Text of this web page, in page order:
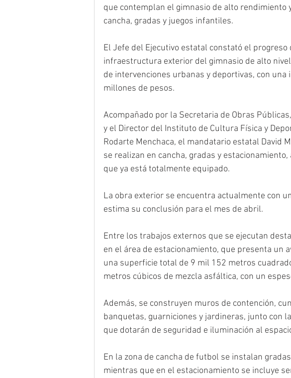
que contemplan el gimnasio de alto rendimiento
cancha, gradas y juegos infantiles.
El Jefe del Ejecutivo estatal constató el progreso
infraestructura exterior del gimnasio de alto
de intervenciones urbanas y deportivas, con
millones de pesos.
Acompañado por la Secretaria de Obras
y el Director del Instituto de Cultura Física y
Rodarte Menchaca, el mandatario estatal David
se realizan en cancha, gradas y
que ya está totalmente equipado.
La obra exterior se encuentra actualmente con
estima su conclusión para el mes de abril.
Entre los trabajos externos que se ejecutan
en el área de estacionamiento, que presenta un
una superficie total de 9 mil 152 metros
metros cúbicos de mezcla asfáltica, con un
Además, se construyen muros de contención,
banquetas, guarniciones y jardineras, junto con
que dotarán de seguridad e iluminación al
En la zona de cancha de futbol se instalan
mientras que en el estacionamiento se incluye